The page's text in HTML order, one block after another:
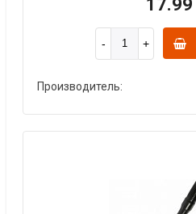
17.99
Производитель: